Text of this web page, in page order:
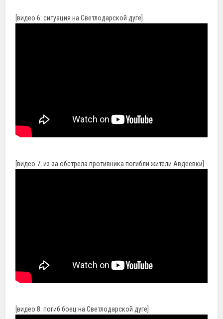
[видео 6: ситуация на Светлодарской дуге]
[видео 7: из-за обстрела противника погибли жители Авдеевки]
[видео 8: погиб боец на Светлодарской дуге]